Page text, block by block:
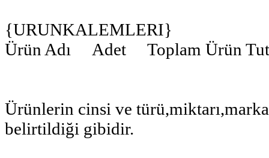
{URUNKALEMLERI}
Ürün Adı Adet Toplam Ürün
Ürünlerin cinsi ve
belirtildiği gibidir.